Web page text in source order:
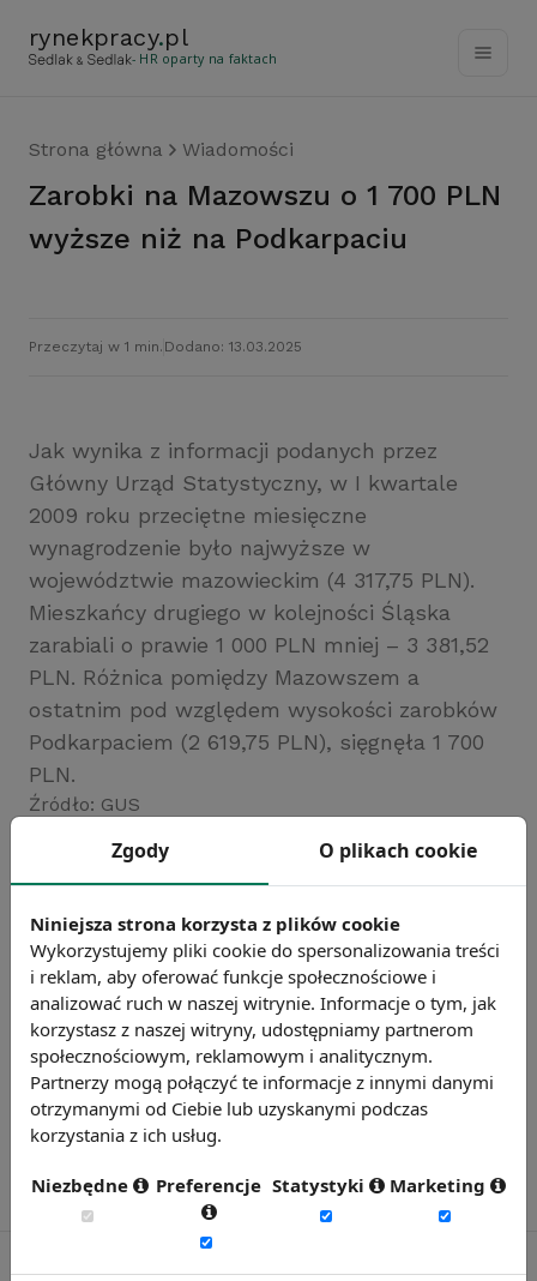
rynekpracy.pl
- HR oparty na faktach
Strona główna Wiadomości
Zarobki na Mazowszu o 1 700 PLN
wyższe niż na Podkarpaciu
Przeczytaj w 1 min. Dodano: 13.03.2025
Jak wynika z informacji podanych przez
Główny Urząd Statystyczny, w I kwartale
2009 roku przeciętne miesięczne
wynagrodzenie było najwyższe w
województwie mazowieckim (4 317,75 PLN).
Mieszkańcy drugiego w kolejności Śląska
zarabiali o prawie 1 000 PLN mniej – 3 381,52
PLN. Różnica pomiędzy Mazowszem a
ostatnim pod względem wysokości zarobków
Podkarpaciem (2 619,75 PLN), sięgnęła 1 700
PLN.
Źródło: GUS
Chcesz wiedzieć więcej?
Zgody O plikach cookie
Niniejsza strona korzysta z plików cookie
Wykorzystujemy pliki cookie do spersonalizowania treści
i reklam, aby oferować funkcje społecznościowe i
analizować ruch w naszej witrynie. Informacje o tym, jak
korzystasz z naszej witryny, udostępniamy partnerom
społecznościowym, reklamowym i analitycznym.
Partnerzy mogą połączyć te informacje z innymi danymi
otrzymanymi od Ciebie lub uzyskanymi podczas
korzystania z ich usług.
Niezbędne Preferencje Statystyki Marketing